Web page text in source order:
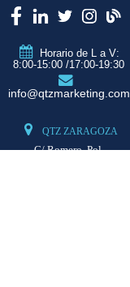
Horario de L a V:
8:00-15:00 /17:00-19:30
info@qtzmarketing.com
QTZ ZARAGOZA
C/ Romero, Pol.